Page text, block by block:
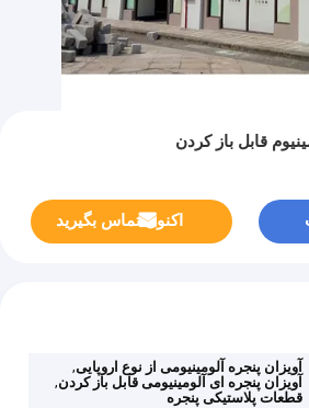
قابل باز کردن
اکنون تماس بگیرید
آویزان پنجره آلومینیومی از نوع اروپایی,
آویزان پنجره ای آلومینیومی قابل باز کردن,
قطعات پلاستیکی پنجره